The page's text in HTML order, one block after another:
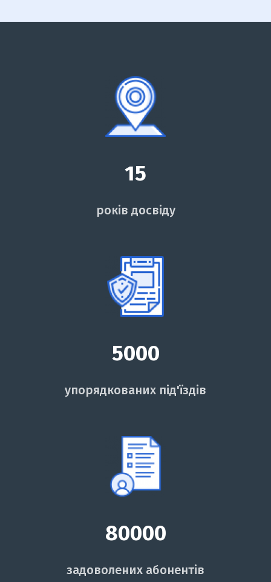
15
років досвіду
5000
упорядкованих під'їздів
80000
задоволених абонентів